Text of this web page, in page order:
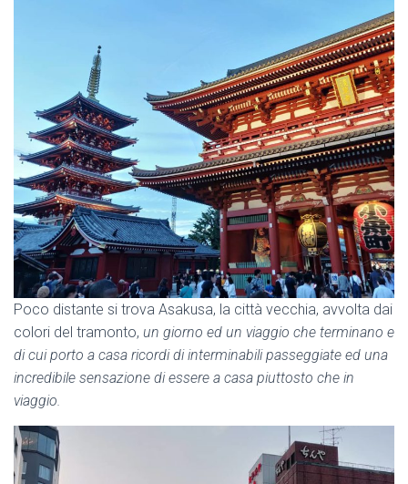
Poco distante si trova Asakusa, la città vecchia, avvolta dai
colori del tramonto, un giorno ed un viaggio che terminano e
di cui porto a casa ricordi di interminabili passeggiate ed una
incredibile sensazione di essere a casa piuttosto che in
viaggio.